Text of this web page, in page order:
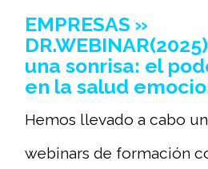
EMPRESAS »
una sonrisa: el
en la salud
Hemos llevado a cabo
webinars de formación